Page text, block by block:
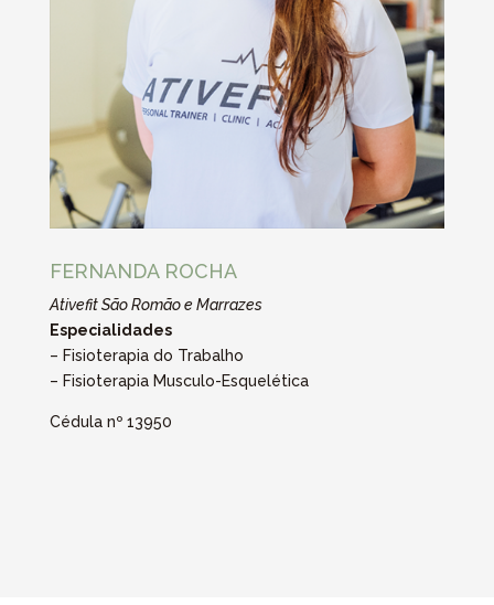
FERNANDA ROCHA
Ativefit São Romão e Marrazes
Especialidades
– Fisioterapia do Trabalho
– Fisioterapia Musculo-Esquelética
Cédula nº 13950